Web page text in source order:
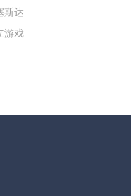
斯达
游戏